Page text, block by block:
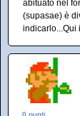
abituato nel
(supasae) è
indicarlo...Qui
0 punti